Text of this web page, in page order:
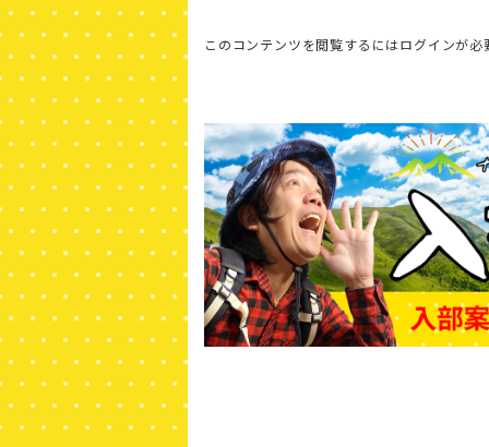
このコンテンツを閲覧するにはログインが必